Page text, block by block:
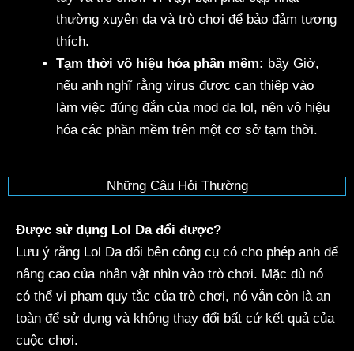
thường xuyên da và trò chơi để bảo đảm tương
thích.
Tạm thời vô hiệu hóa phần mềm: bây Giờ,
nếu anh nghĩ rằng virus được can thiệp vào
làm việc đúng đắn của mod da lol, nên vô hiệu
hóa các phần mềm trên một cơ sở tạm thời.
Những Câu Hỏi Thường
Được sử dụng Lol Da đổi được?
Lưu ý rằng Lol Da đổi bên công cụ có cho phép anh để
nâng cao của nhân vật nhìn vào trò chơi. Mặc dù nó
có thể vi phạm quy tắc của trò chơi, nó vẫn còn là an
toàn để sử dụng và không thay đổi bất cứ kết quả của
cuộc chơi.